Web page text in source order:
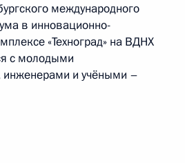
международного
в инновационно-
«Техноград» на ВДНХ
с молодыми
инженерами и учёными –